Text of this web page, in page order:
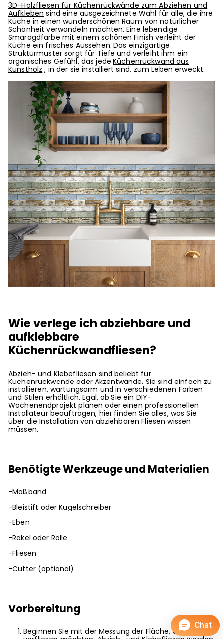
3D-Holzfliesen für Küchenrückwände zum Abziehen und
Aufkleben sind eine ausgezeichnete Wahl für alle, die ihre
Küche in einen wunderschönen Raum von natürlicher
Schönheit verwandeln möchten. Eine lebendige
Smaragdfarbe mit einem schönen Finish verleiht der
Küche ein frisches Aussehen. Das einzigartige
Strukturmuster sorgt für Tiefe und verleiht ihm ein
organisches Gefühl, das jedeKüchenrückwand aus
Kunstholz , in der sie installiert sind, zum Leben erweckt.
Wie verlege ich abziehbare und
aufklebbare
Küchenrückwandfliesen?
Abzieh- und Klebefliesen sind beliebt für
Küchenrückwände oder Akzentwände. Sie sind einfach zu
installieren, wartungsarm und in verschiedenen Farben
und Stilen erhältlich. Egal, ob Sie ein DIY-
Wochenendprojekt planen oder einen professionellen
Installateur beauftragen, hier finden Sie alles, was Sie
über die Installation von abziehbaren Fliesen wissen
müssen.
Benötigte Werkzeuge und Materialien
-Maßband
-Bleistift oder Kugelschreiber
-Eben
-Rakel oder Rolle
-Fliesen
-Cutter (optional)
Vorbereitung
Beginnen Sie mit der Messung der Fläche, die Sie